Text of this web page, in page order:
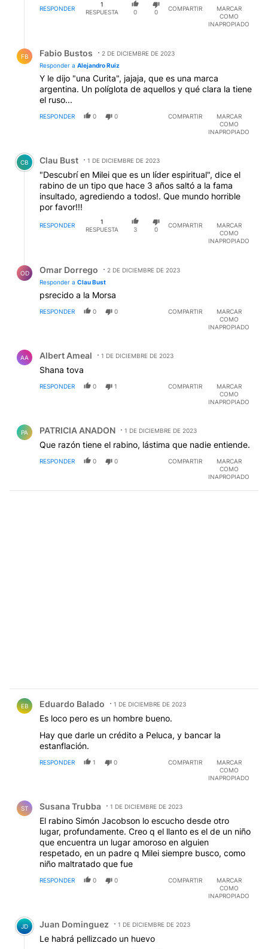
RESPONDER
1
RESPUESTA
0 0
COMPARTIR
MARCAR
COMO
INAPROPIADO
FB Fabio Bustos
2 DE DICIEMBRE DE 2023
Responder a Alejandro Ruiz
Y le dijo "una Curita", jajaja, que es una marca
argentina. Un políglota de aquellos y qué clara la tiene
el ruso...
RESPONDER 0 0 COMPARTIR
MARCAR
COMO
INAPROPIADO
Comentario de Clau Bust.
CB Clau Bust 1 DE DICIEMBRE DE 2023
"Descubrí en Milei que es un líder espiritual", dice el
rabino de un tipo que hace 3 años saltó a la fama
insultado, agrediendo a todos!. Que mundo horrible
por favor!!!
RESPONDER
1
RESPUESTA
3 0
COMPARTIR
MARCAR
COMO
INAPROPIADO
OD Omar Dorrego
2 DE DICIEMBRE DE 2023
Responder a Clau Bust
psrecido a la Morsa
RESPONDER 0 0 COMPARTIR
MARCAR
COMO
INAPROPIADO
AA Albert Ameal 1 DE DICIEMBRE DE 2023
Shana tova
RESPONDER 0 1 COMPARTIR
MARCAR
COMO
INAPROPIADO
PA PATRICIA ANADON 1 DE DICIEMBRE DE 2023
Que razón tiene el rabino, lástima que nadie entiende.
RESPONDER 0 0 COMPARTIR
MARCAR
COMO
INAPROPIADO
EB Eduardo Balado 1 DE DICIEMBRE DE 2023
Es loco pero es un hombre bueno.
Hay que darle un crédito a Peluca, y bancar la
estanflación.
RESPONDER 1 0 COMPARTIR
MARCAR
COMO
INAPROPIADO
ST Susana Trubba 1 DE DICIEMBRE DE 2023
El rabino Simón Jacobson lo escucho desde otro
lugar, profundamente. Creo q el llanto es el de un niño
que encuentra un lugar amoroso en alguien
respetado, en un padre q Milei siempre busco, como
niño maltratado que fue
RESPONDER 0 0 COMPARTIR
MARCAR
COMO
INAPROPIADO
Comentario de Juan Dominguez.
JD Juan Dominguez 1 DE DICIEMBRE DE 2023
Le habrá pellizcado un huevo